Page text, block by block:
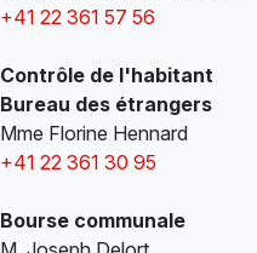
+41 22 361 57 56
Contrôle de l'habitant
Bureau des étrangers
Mme Florine Hennard
+41 22 361 30 95
Bourse communale